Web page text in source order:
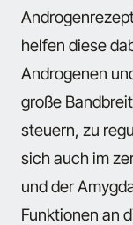
helfen diese
Androgenen
große
steuern, zu
sich auch im
und der
Funktionen an